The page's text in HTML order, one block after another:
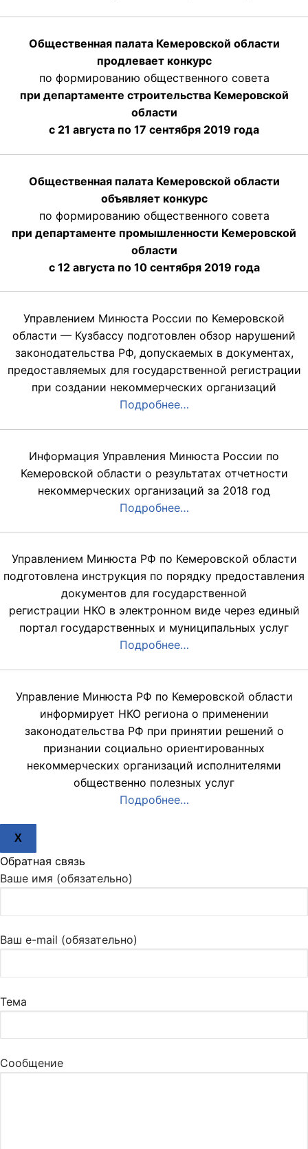
Общественная палата Кемеровской области
продлевает конкурс
по формированию общественного совета
при департаменте строительства Кемеровской
области
с 21 августа по 17 сентября 2019 года
Общественная палата Кемеровской области
объявляет конкурс
по формированию общественного совета
при департаменте промышленности Кемеровской
области
с 12 августа по 10 сентября 2019 года
Управлением Минюста России по Кемеровской
области — Кузбассу подготовлен обзор нарушений
законодательства РФ, допускаемых в документах,
предоставляемых для государственной регистрации
при создании некоммерческих организаций
Подробнее…
Информация Управления Минюста России по
Кемеровской области о результатах отчетности
некоммерческих организаций за 2018 год
Подробнее…
Управлением Минюста РФ по Кемеровской области
подготовлена инструкция по порядку предоставления
документов для государственной
регистрации НКО в электронном виде через единый
портал государственных и муниципальных услуг
Подробнее…
Управление Минюста РФ по Кемеровской области
информирует НКО региона о применении
законодательства РФ при принятии решений о
признании социально ориентированных
некоммерческих организаций исполнителями
общественно полезных услуг
Подробнее…
X
Обратная связь
Ваше имя (обязательно)
Ваш e-mail (обязательно)
Тема
Сообщение